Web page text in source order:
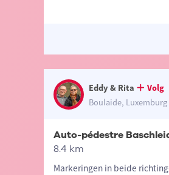
Eddy & Rita
Volg
Boulaide, Luxemburg
Auto-pédestre
8.4 km
Markeringen in beide